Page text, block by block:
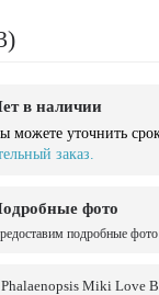
в наличии
можете уточнить
заказ.
фото
подробные
Phalaenopsis Miki Love